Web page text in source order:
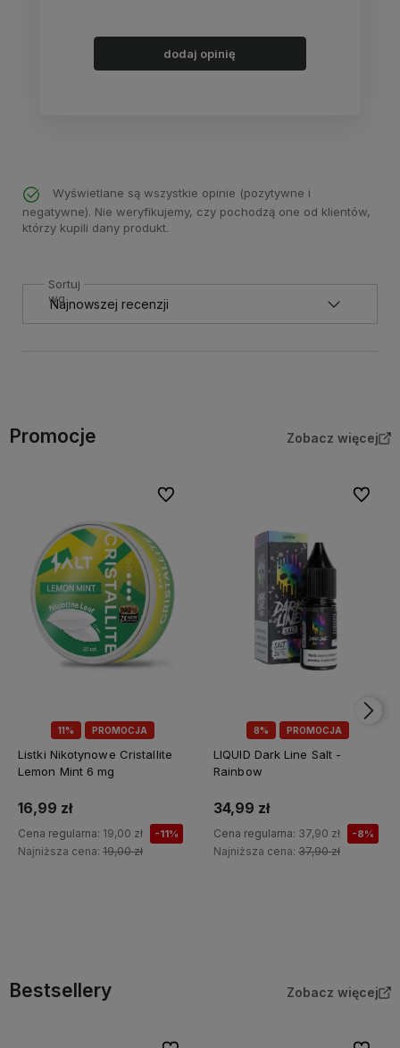
dodaj opinię
Wyświetlane są wszystkie opinie (pozytywne i
negatywne). Nie weryfikujemy, czy pochodzą one od klientów,
którzy kupili dany produkt.
Sortuj
wg
Promocje Zobacz więcej
11% PROMOCJA
Listki Nikotynowe Cristallite
Lemon Mint 6 mg
16,99 zł
Cena regularna: 19,00 zł -11%
Najniższa cena: 19,00 zł
Do ulubionych
8% PROMOCJA
LIQUID Dark Line Salt -
Rainbow
34,99 zł
Cena regularna: 37,90 zł -8%
Najniższa cena: 37,90 zł
Do
Bestsellery Zobacz więcej